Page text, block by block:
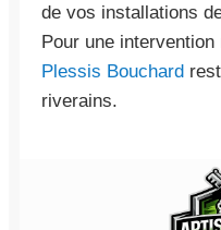
de vos installations
Pour une intervention
Plessis Bouchard
riverains.